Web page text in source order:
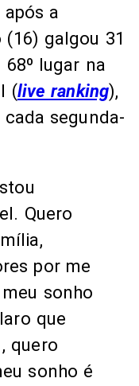
a
galgou 31
lugar na
(live ranking),
segunda-
Quero
por me
sonho
que
quero
sonho é